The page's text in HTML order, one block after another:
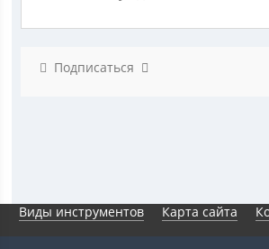
Подписаться
Виды инструментов Карта сайта